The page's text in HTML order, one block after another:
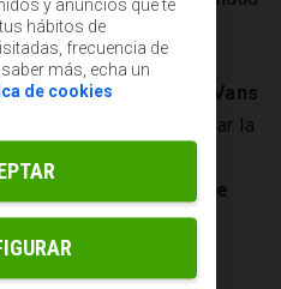
la propuesta,
Vans
y, no solo se logró abonar la
fue posteriormente
varios millones de
y anuncios que te
hábitos de
frecuencia de
más, echa un
de cookies